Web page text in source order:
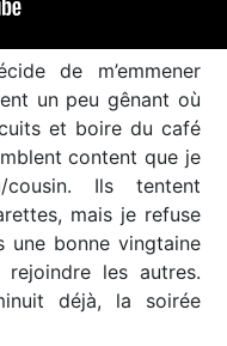
de m’emmener
un peu gênant où
et boire du café
content que je
Ils tentent
mais je refuse
une bonne vingtaine
les autres.
déjà, la soirée